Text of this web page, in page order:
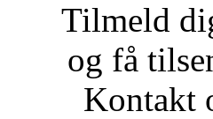
Tilmeld
og få
Kontakt